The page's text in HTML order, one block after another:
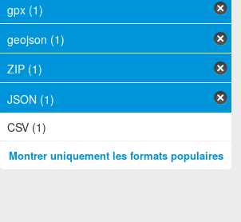
gpx (1)
geojson (1)
ZIP (1)
JSON (1)
CSV (1)
Montrer uniquement les formats populaires